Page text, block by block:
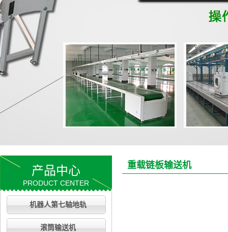
产品中心
PRODUCT CENTER
机器人第七轴地轨
滚筒输送机
重载链板输送机